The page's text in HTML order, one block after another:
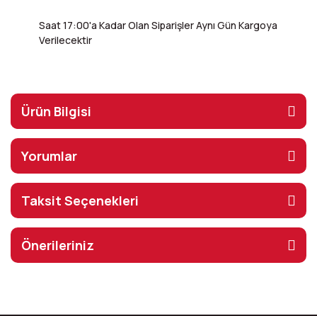
Saat 17:00'a Kadar Olan Siparişler Aynı Gün Kargoya
Verilecektir
Ürün Bilgisi
Yorumlar
Taksit Seçenekleri
Önerileriniz